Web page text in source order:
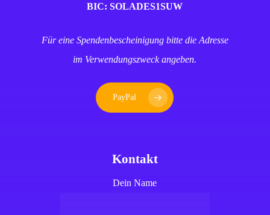
BIC: SOLADES1SUW
Für eine Spendenbescheinigung bitte die Adresse
im Verwendungszweck angeben.
PayPal
Kontakt
Dein Name